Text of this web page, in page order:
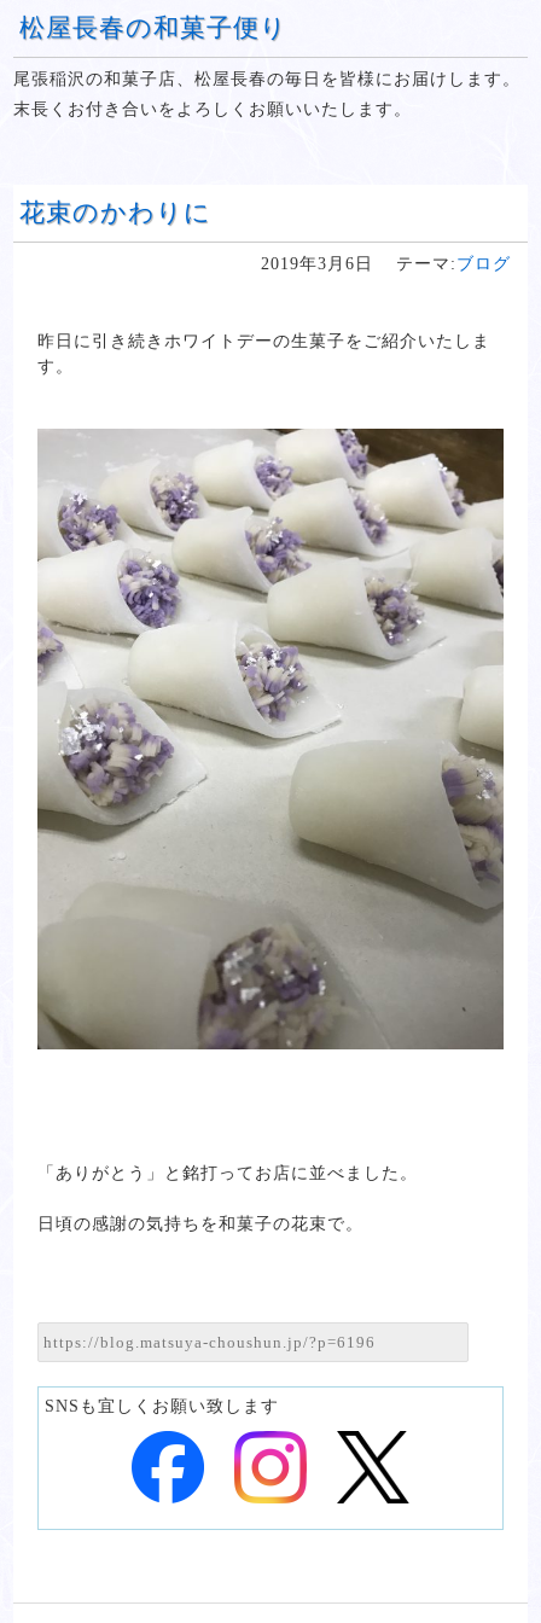
松屋長春の和菓子便り
尾張稲沢の和菓子店、松屋長春の毎日を皆様にお届けします。
末長くお付き合いをよろしくお願いいたします。
花束のかわりに
2019年3月6日 テーマ: ブログ
昨日に引き続きホワイトデーの生菓子をご紹介いたしま
す。
「ありがとう」と銘打ってお店に並べました。
日頃の感謝の気持ちを和菓子の花束で。
SNSも宜しくお願い致します